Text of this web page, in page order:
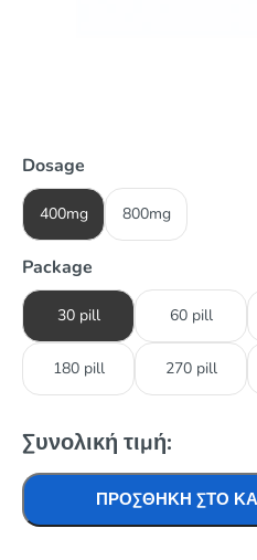
Dosage
400mg 800mg
Package
30 pill 60 pill
180 pill 270 pill
Συνολική τιμή:
ΠΡΟΣΘΉΚΗ ΣΤΟ